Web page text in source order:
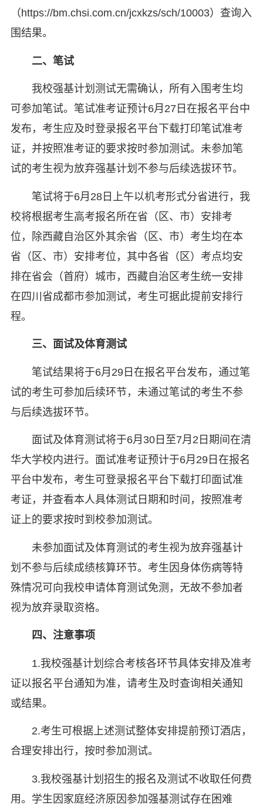
（https://bm.chsi.com.cn/jcxkzs/sch/10003）查询入
围结果。
二、笔试
我校强基计划测试无需确认，所有入围考生均
可参加笔试。笔试准考证预计6月27日在报名平台中
发布，考生应及时登录报名平台下载打印笔试准考
证，并按照准考证的要求按时参加测试。未参加笔
试的考生视为放弃强基计划不参与后续选拔环节。
笔试将于6月28日上午以机考形式分省进行，我
校将根据考生高考报名所在省（区、市）安排考
位，除西藏自治区外其余省（区、市）考生均在本
省（区、市）安排考位，其中各省（区）考点均安
排在省会（首府）城市，西藏自治区考生统一安排
在四川省成都市参加测试，考生可据此提前安排行
程。
三、面试及体育测试
笔试结果将于6月29日在报名平台发布，通过笔
试的考生可参加后续环节，未通过笔试的考生不参
与后续选拔环节。
面试及体育测试将于6月30日至7月2日期间在清
华大学校内进行。面试准考证预计于6月29日在报名
平台中发布，考生可登录报名平台下载打印面试准
考证，并查看本人具体测试日期和时间，按照准考
证上的要求按时到校参加测试。
未参加面试及体育测试的考生视为放弃强基计
划不参与后续成绩核算环节。考生因身体伤病等特
殊情况可向我校申请体育测试免测，无故不参加者
视为放弃录取资格。
四、注意事项
1.我校强基计划综合考核各环节具体安排及准考
证以报名平台通知为准，请考生及时查询相关通知
或结果。
2.考生可根据上述测试整体安排提前预订酒店，
合理安排出行，按时参加测试。
3.我校强基计划招生的报名及测试不收取任何费
用。学生因家庭经济原因参加强基测试存在困难